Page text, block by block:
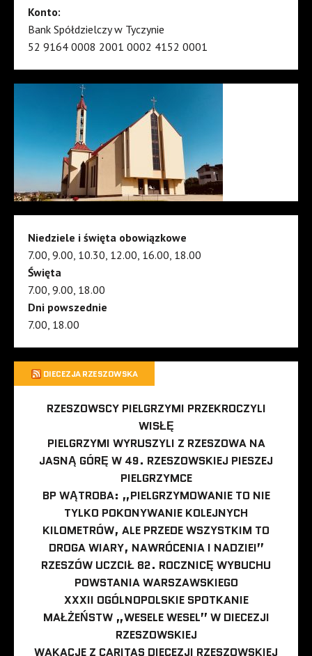
Konto:
Bank Spółdzielczy w Tyczynie
52 9164 0008 2001 0002 4152 0001
Niedziele i święta obowiązkowe
7.00, 9.00, 10.30, 12.00, 16.00, 18.00
Święta
7.00, 9.00, 18.00
Dni powszednie
7.00, 18.00
DIECEZJA RZESZOWSKA
RZESZOWSCY PIELGRZYMI PRZEKROCZYLI
WISŁĘ
PIELGRZYMI WYRUSZYLI Z RZESZOWA NA
JASNĄ GÓRĘ W 49. RZESZOWSKIEJ PIESZEJ
PIELGRZYMCE
BP WĄTROBA: „PIELGRZYMOWANIE TO NIE
TYLKO POKONYWANIE KOLEJNYCH
KILOMETRÓW, ALE PRZEDE WSZYSTKIM TO
DROGA WIARY, NAWRÓCENIA I NADZIEI”
RZESZÓW UCZCIŁ 82. ROCZNICĘ WYBUCHU
POWSTANIA WARSZAWSKIEGO
XXXII OGÓLNOPOLSKIE SPOTKANIE
MAŁŻEŃSTW „WESELE WESEL” W DIECEZJI
RZESZOWSKIEJ
WAKACJE Z CARITAS DIECEZJI RZESZOWSKIEJ